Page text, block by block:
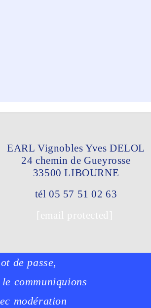
EARL Vignobles Yves DELOL
24 chemin de Gueyrosse
33500 LIBOURNE
tél 05 57 51 02 63
[email protected]
de passe,
communiquions
modération